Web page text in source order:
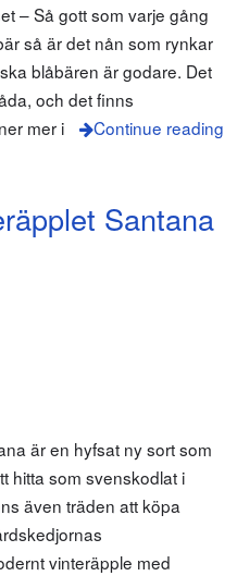
– Så gott som varje gång
så är det nån som rynkar
blåbären är godare. Det
och det finns
mer i
Continue reading
Santana
är en hyfsat ny sort som
hitta som svenskodlat i
även träden att köpa
vinteräpple med